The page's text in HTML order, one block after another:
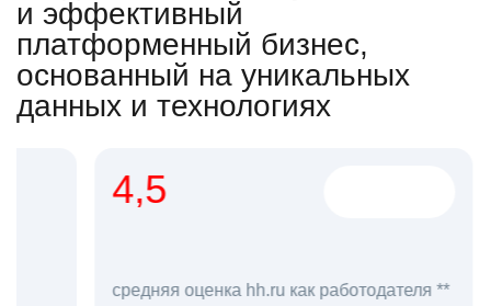
и эффективный
платформенный бизнес,
основанный на уникальных
данных и технологиях
средняя оценка hh.ru как работодателя **
в hh.ru